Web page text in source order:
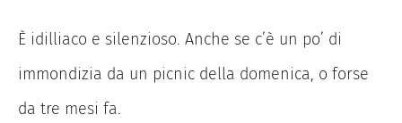
È idilliaco e silenzioso. Anche se c’è un po’ di
immondizia da un picnic della domenica, o forse
da tre mesi fa.